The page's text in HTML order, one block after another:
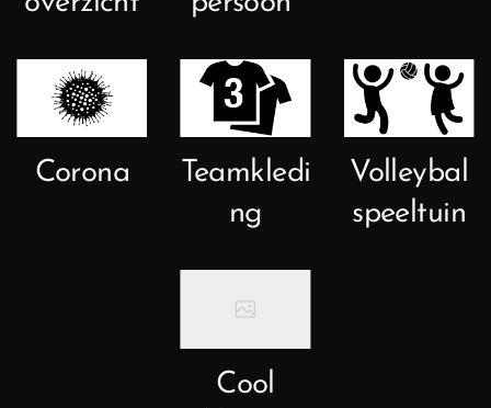
Corona
Teamkledi
ng
Volleybal
speeltuin
Cool